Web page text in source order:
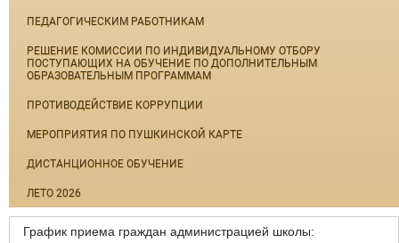
ПЕДАГОГИЧЕСКИМ РАБОТНИКАМ
РЕШЕНИЕ КОМИССИИ ПО ИНДИВИДУАЛЬНОМУ ОТБОРУ
ПОСТУПАЮЩИХ НА ОБУЧЕНИЕ ПО ДОПОЛНИТЕЛЬНЫМ
ОБРАЗОВАТЕЛЬНЫМ ПРОГРАММАМ
ПРОТИВОДЕЙСТВИЕ КОРРУПЦИИ
МЕРОПРИЯТИЯ ПО ПУШКИНСКОЙ КАРТЕ
ДИСТАНЦИОННОЕ ОБУЧЕНИЕ
ЛЕТО 2026
График приема граждан администрацией школы: